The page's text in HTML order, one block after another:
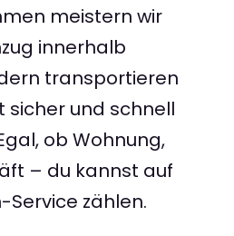
meistern wir
innerhalb
transportieren
sicher und schnell
ob Wohnung,
– du kannst auf
Service zählen.